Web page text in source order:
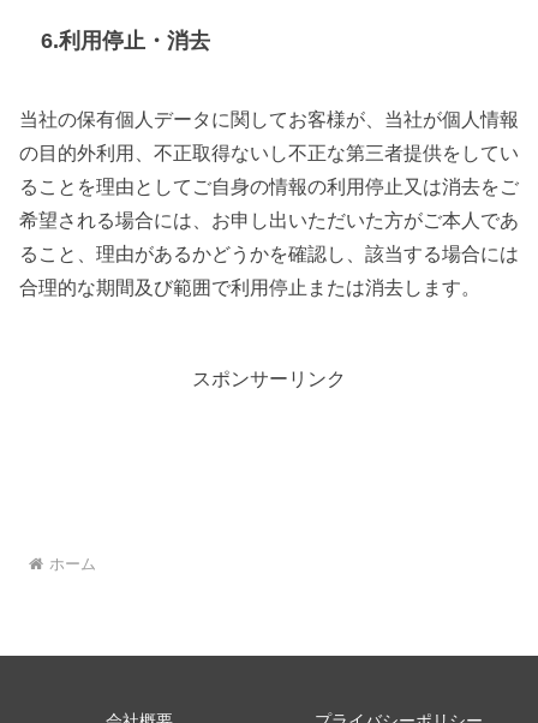
6.利用停止・消去
当社の保有個人データに関してお客様が、当社が個人情報
の目的外利用、不正取得ないし不正な第三者提供をしてい
ることを理由としてご自身の情報の利用停止又は消去をご
希望される場合には、お申し出いただいた方がご本人であ
ること、理由があるかどうかを確認し、該当する場合には
合理的な期間及び範囲で利用停止または消去します。
スポンサーリンク
ホーム